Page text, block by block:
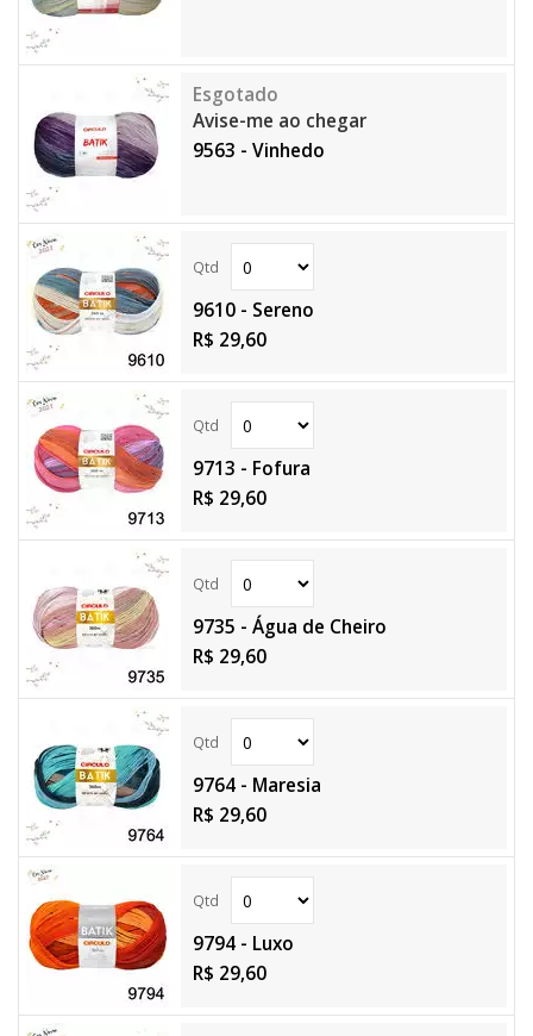
Avise-me ao chegar
9563 - Vinhedo
9610 - Sereno
R$ 29,60
9713 - Fofura
R$ 29,60
9735 - Água de Cheiro
R$ 29,60
9764 - Maresia
R$ 29,60
9794 - Luxo
R$ 29,60